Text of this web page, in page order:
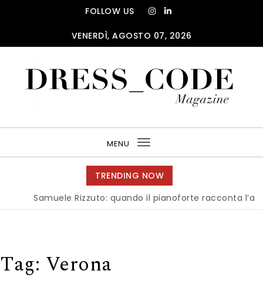
FOLLOW US
VENERDÌ, AGOSTO 07, 2026
MENU
Toggle
navigation
TRENDING NOW
Samuele Rizzuto: quando il pianoforte racconta l’anima
Tag: Verona